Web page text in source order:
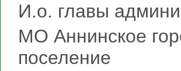
И.о. главы
МО Аннинское